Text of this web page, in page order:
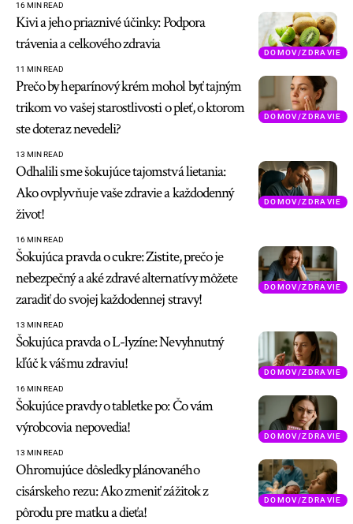
16 MIN READ
DOMOV/ZDRAVIE
Kivi a jeho priaznivé účinky: Podpora
trávenia a celkového zdravia
11 MIN READ
DOMOV/ZDRAVIE
Prečo by heparínový krém mohol byť tajným
trikom vo vašej starostlivosti o pleť, o ktorom
ste doteraz nevedeli?
13 MIN READ
DOMOV/ZDRAVIE
Odhalili sme šokujúce tajomstvá lietania:
Ako ovplyvňuje vaše zdravie a každodenný
život!
16 MIN READ
DOMOV/ZDRAVIE
Šokujúca pravda o cukre: Zistite, prečo je
nebezpečný a aké zdravé alternatívy môžete
zaradiť do svojej každodennej stravy!
13 MIN READ
DOMOV/ZDRAVIE
Šokujúca pravda o L-lyzíne: Nevyhnutný
kľúč k vášmu zdraviu!
16 MIN READ
DOMOV/ZDRAVIE
Šokujúce pravdy o tabletke po: Čo vám
výrobcovia nepovedia!
13 MIN READ
DOMOV/ZDRAVIE
Ohromujúce dôsledky plánovaného
cisárskeho rezu: Ako zmeniť zážitok z
pôrodu pre matku a dieťa!